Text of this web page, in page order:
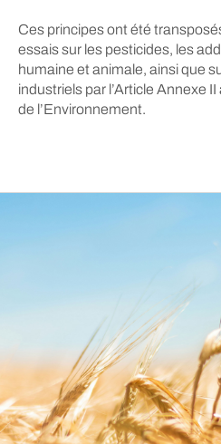
Ces principes ont été
essais sur les pesticides, les
humaine et animale, ainsi que
industriels par l’Article Annexe
de l’Environnement.